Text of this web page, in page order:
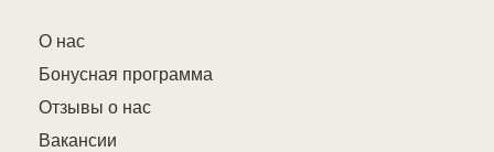
О нас
Бонусная программа
Отзывы о нас
Вакансии